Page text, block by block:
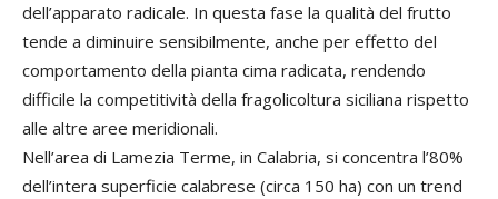
dell’apparato radicale. In questa fase la qualità del frutto
tende a diminuire sensibilmente, anche per effetto del
comportamento della pianta cima radicata, rendendo
difficile la competitività della fragolicoltura siciliana rispetto
alle altre aree meridionali.
Nell’area di Lamezia Terme, in Calabria, si concentra l’80%
dell’intera superficie calabrese (circa 150 ha) con un trend